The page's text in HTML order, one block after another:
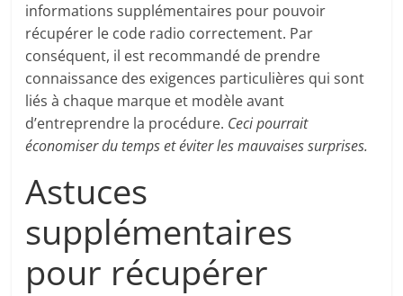
informations supplémentaires pour pouvoir
récupérer le code radio correctement. Par
conséquent, il est recommandé de prendre
connaissance des exigences particulières qui sont
liés à chaque marque et modèle avant
d’entreprendre la procédure. Ceci pourrait
économiser du temps et éviter les mauvaises surprises.
Astuces
supplémentaires
pour récupérer